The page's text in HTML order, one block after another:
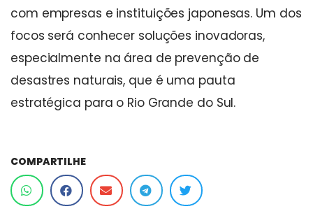
com empresas e instituições japonesas. Um dos
focos será conhecer soluções inovadoras,
especialmente na área de prevenção de
desastres naturais, que é uma pauta
estratégica para o Rio Grande do Sul.
COMPARTILHE